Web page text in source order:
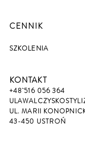
CENNIK
SZKOLENIA
KONTAKT
+48 516 056 364
UL. MARII
43-450 USTROŃ